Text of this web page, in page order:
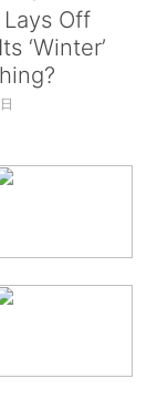
Off
‘Winter’